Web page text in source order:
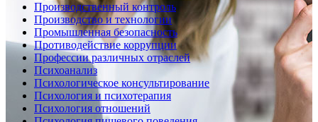
Производственный контроль
Производство и технологии
Промышленная безопасность
Противодействие коррупции
Профессии различных отраслей
Психоанализ
Психологическое консультирование
Психология и психотерапия
Психология отношений